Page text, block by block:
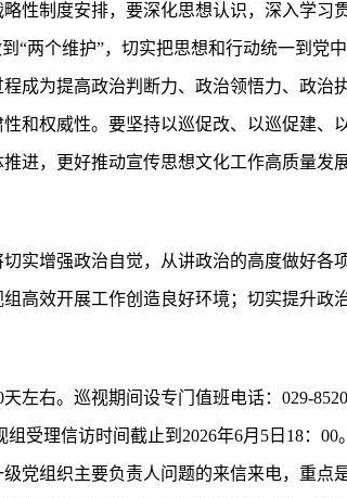
性制度安排，要深化思想认识，深入学习
“两个维护”，切实把思想和行动统一到党
成为提高政治判断力、政治领悟力、政治
和权威性。要坚持以巡促改、以巡促建、
进，更好推动宣传思想文化工作高质量发
实增强政治自觉，从讲政治的高度做好各
高效开展工作创造良好环境；切实提升政
左右。巡视期间设专门值班电话：029-
受理信访时间截止到2026年6月5日18：
党组织主要负责人问题的来信来电，重点